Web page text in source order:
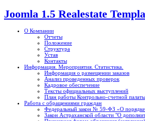
Joomla 1.5 Realestate
О Компании
Отчеты
Положение
Структура
Устав
Контакты
Информация. Мероприятия. Статистика.
Информация о размещении заказов
Анализ проведенных проверок
Кадровое обеспечение
Тексты официальных выступлений
План работы Контрольно-счетной
Работа с обращениями граждан
Федеральный закон № 59-ФЗ «О
Закон Астраханской области "О